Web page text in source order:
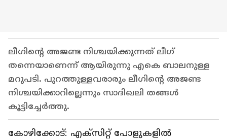
ലീഗിന്റെ അജണ്ട നിശ്ചയിക്കുന്നത് ലീഗ്
തന്നെയാണെന്ന് ആയിരുന്നു എകെ ബാലനുള്ള
മറുപടി. പുറത്തുള്ളവരാരും ലീഗിന്റെ അജണ്ട
നിശ്ചയിക്കാറില്ലെന്നും സാദിഖലി തങ്ങൾ
കൂട്ടിച്ചേർത്തു.
കോഴിക്കോട്: എക്സിറ്റ് പോളുകളിൽ